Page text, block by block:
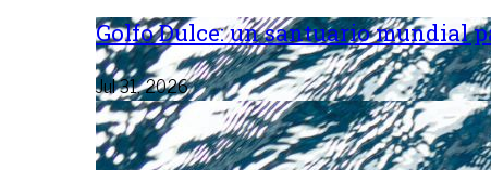
Golfo Dulce: un santuario mundial
Jul 31, 2026